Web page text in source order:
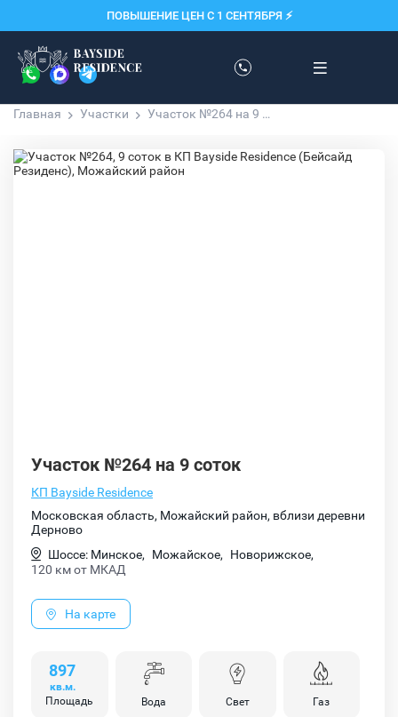
ПОВЫШЕНИЕ ЦЕН С 1 СЕНТЯБРЯ ⚡️
Главная Участки Участок №264 на 9 соток
Участок №264 на 9 соток
КП Bayside Residence
Московская область, Можайский район, вблизи деревни
Дерново
Шоссе: Минское,
Можайское,
Новорижское,
120 км от МКАД
На карте
897
кв.м.
Площадь
Вода Свет Газ